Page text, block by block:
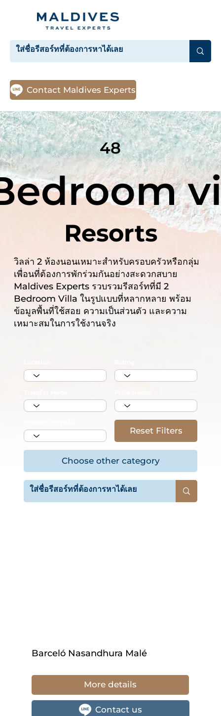
Contact Maldives Experts
48
Resorts
วิลล่า 2 ห้องนอนเหมาะสำหรับครอบครัวหรือกลุ่ม
เพื่อนที่ต้องการพักร่วมกันอย่างสะดวกสบาย
Maldives Experts รวบรวมรีสอร์ทที่มี 2
Bedroom Villa ในรูปแบบที่หลากหลาย พร้อม
ข้อมูลพื้นที่ใช้สอย ความเป็นส่วนตัว และความ
เหมาะสมในการใช้งานจริง
Reset Filters
Choose other category
Barceló Nasandhura Malé
More details
Contact us